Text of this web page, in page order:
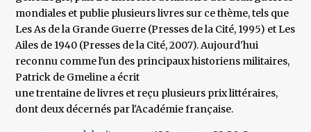
mondiales et publie plusieurs livres sur ce thème, tels que
Les As de la Grande Guerre (Presses de la Cité, 1995) et Les
Ailes de 1940 (Presses de la Cité, 2007). Aujourd'hui
reconnu comme l'un des principaux historiens militaires,
Patrick de Gmeline a écrit
une trentaine de livres et reçu plusieurs prix littéraires,
dont deux décernés par l'Académie française.